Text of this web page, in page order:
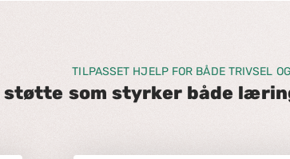
TILPASSET HJELP FOR BÅDE TRIVSEL
støtte som styrker både